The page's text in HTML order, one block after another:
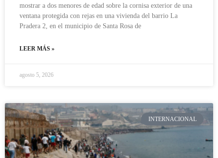
mostrar a dos menores de edad sobre la cornisa exterior de una
ventana protegida con rejas en una vivienda del barrio La
Pradera 2, en el municipio de Santa Rosa de
LEER MÁS »
agosto 5, 2026
INTERNACIONAL